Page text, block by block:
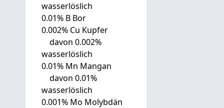
wasserlöslich
0.01% B Bor
0.002% Cu Kupfer
davon 0.002%
wasserlöslich
0.01% Mn Mangan
davon 0.01%
wasserlöslich
0.001% Mo Molybdän